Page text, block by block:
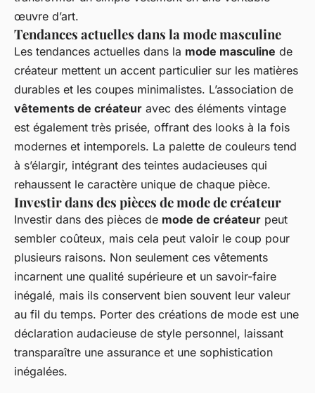
œuvre d’art.
Tendances actuelles dans la mode masculine
Les tendances actuelles dans la mode masculine de
créateur mettent un accent particulier sur les matières
durables et les coupes minimalistes. L’association de
vêtements de créateur avec des éléments vintage
est également très prisée, offrant des looks à la fois
modernes et intemporels. La palette de couleurs tend
à s’élargir, intégrant des teintes audacieuses qui
rehaussent le caractère unique de chaque pièce.
Investir dans des pièces de mode de créateur
Investir dans des pièces de mode de créateur peut
sembler coûteux, mais cela peut valoir le coup pour
plusieurs raisons. Non seulement ces vêtements
incarnent une qualité supérieure et un savoir-faire
inégalé, mais ils conservent bien souvent leur valeur
au fil du temps. Porter des créations de mode est une
déclaration audacieuse de style personnel, laissant
transparaître une assurance et une sophistication
inégalées.